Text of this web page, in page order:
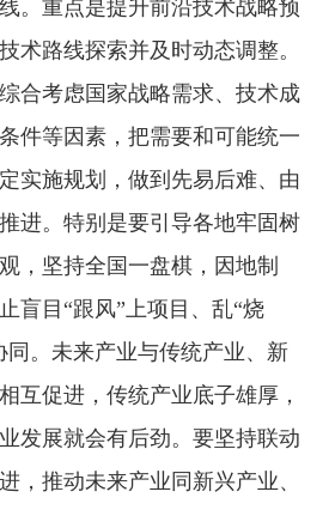
展就会有后劲。要坚持联动
推动未来产业同新兴产业、
创新为引领。 科技突破的程
来产业发展的速度、广度、
举国体制优势，强化国家战
“产业出题、科技答题”，大
力。要立足当前，采取超常
关键核心技术攻关力度，尽
发原始创新导向，努力从根
性问题；推动科技创新和产